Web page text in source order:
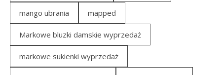
mango ubrania mapped
Markowe bluzki damskie wyprzedaż
markowe sukienki wyprzedaż